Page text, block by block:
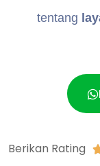
tentang
Berikan Rating